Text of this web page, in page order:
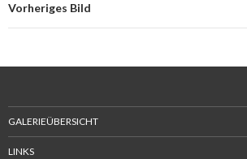
Vorheriges Bild
GALERIEÜBERSICHT
LINKS